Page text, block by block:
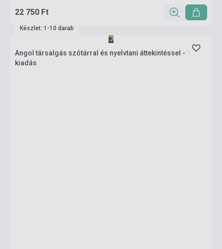
22 750 Ft
Készlet: 1-10 darab
Angol társalgás szótárral és nyelvtani áttekintéssel - 3.
kiadás